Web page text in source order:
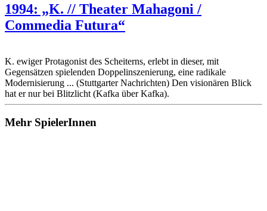
1994: „K. // Theater Mahagoni /
Commedia Futura“
K. ewiger Protagonist des Scheiterns, erlebt in dieser, mit
Gegensätzen spielenden Doppelinszenierung, eine radikale
Modernisierung ... (Stuttgarter Nachrichten) Den visionären Blick
hat er nur bei Blitzlicht (Kafka über Kafka).
Mehr SpielerInnen